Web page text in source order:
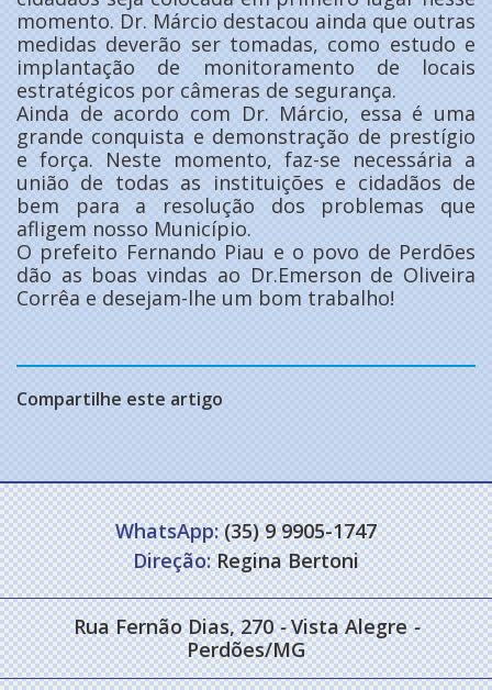
momento. Dr. Márcio destacou ainda que outras
medidas deverão ser tomadas, como estudo e
implantação de monitoramento de locais
estratégicos por câmeras de segurança.
Ainda de acordo com Dr. Márcio, essa é uma
grande conquista e demonstração de prestígio
e força. Neste momento, faz-se necessária a
união de todas as instituições e cidadãos de
bem para a resolução dos problemas que
afligem nosso Município.
O prefeito Fernando Piau e o povo de Perdões
dão as boas vindas ao Dr.Emerson de Oliveira
Corrêa e desejam-lhe um bom trabalho!
Compartilhe este artigo
WhatsApp:(35) 9 9905-1747
Direção:Regina Bertoni
Rua Fernão Dias, 270- Vista Alegre-
Perdões/MG